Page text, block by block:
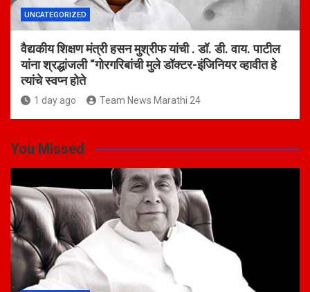
UNCATEGORIZED
वैद्यकीय शिक्षण मंत्री हसन मुश्रीफ यांची . डॉ. डी. वाय. पाटील
यांना श्रद्धांजली “गोरगरिबांची मुले डॉक्टर-इंजिनियर व्हावीत हे
त्यांचे स्वप्न होते
1 day ago Team News Marathi 24
You Missed